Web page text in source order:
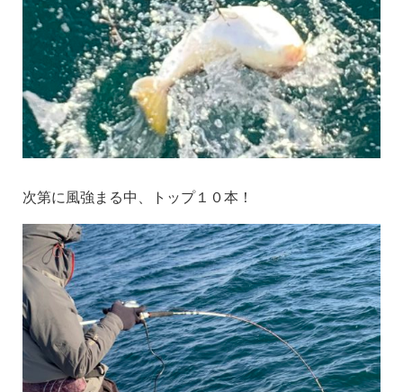
次第に風強まる中、トップ１０本！